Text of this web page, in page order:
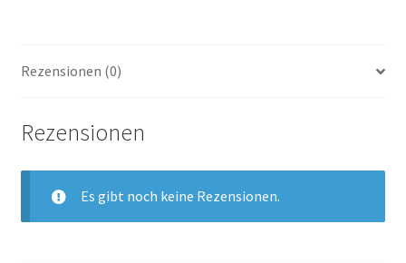
Rezensionen (0)
Rezensionen
Es gibt noch keine Rezensionen.